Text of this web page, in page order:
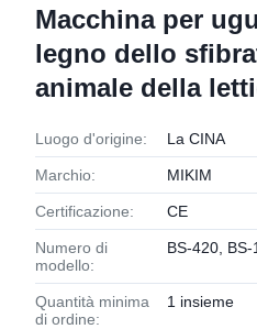
Macchina per
legno dello
animale della
Luogo d'origine: La CINA
Marchio: MIKIM
Certificazione: CE
Numero di
modello:
BS-420,
Quantità minima
di ordine:
1 insieme